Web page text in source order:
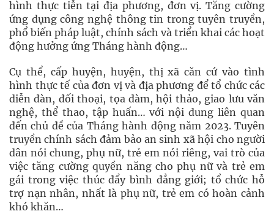
hình thực tiễn tại địa phương, đơn vị. Tăng cường
ứng dụng công nghệ thông tin trong tuyên truyền,
phổ biến pháp luật, chính sách và triển khai các hoạt
động hưởng ứng Tháng hành động…
Cụ thể, cấp huyện, huyện, thị xã căn cứ vào tình
hình thực tế của đơn vị và địa phương để tổ chức các
diễn đàn, đối thoại, tọa đàm, hội thảo, giao lưu văn
nghệ, thể thao, tập huấn… với nội dung liên quan
đến chủ đề của Tháng hành động năm 2023. Tuyên
truyền chính sách đảm bảo an sinh xã hội cho người
dân nói chung, phụ nữ, trẻ em nói riêng, vai trò của
việc tăng cường quyền năng cho phụ nữ và trẻ em
gái trong việc thúc đẩy bình đẳng giới; tổ chức hỗ
trợ nạn nhân, nhất là phụ nữ, trẻ em có hoàn cảnh
khó khăn…